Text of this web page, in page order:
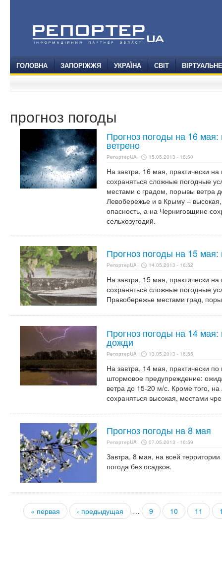
ГОЛОВНА ЗАПОРІЖЖЯ УКРАЇНА СВІТ
прогноз погоды
Прогноз погоды на 16
ветрено
РепортерUA 15.05.2013 - 16:50
На завтра, 16 мая, практически
сохраняться сложные погодные
местами с градом, порывы ветра
Левобережье и в Крыму –
опасность, а на Черниговщине
сельхозугодий.
Прогноз погоды на 15 мая:
РепортерUA 14.05.2013 - 16:52
На завтра, 15 мая, практически
сохраняться сложные погодные
Правобережье местами град,
Прогноз погоды на 14 мая:
дожди
РепортерUA 13.05.2013 - 16:55
На завтра, 14 мая, практически
штормовое предупреждение:
ветра до 15-20 м/с. Кроме того,
сохраняться высокая, местами
Прогноз погоды на 8 мая
РепортерUA 07.05.2013 - 16:59
Завтра, 8 мая, на всей
погода без осадков.
Страницы
« первая ‹ предыдущая … 9 10 11